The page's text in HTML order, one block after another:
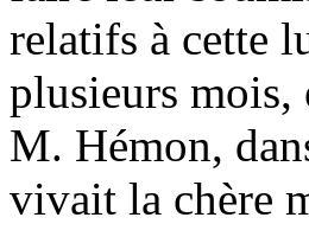
relatifs à cette
plusieurs mois,
M. Hémon,
vivait la chère